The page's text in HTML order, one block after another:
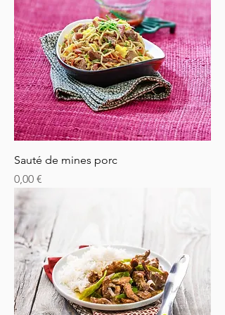
Sauté de mines porc
Prix
0,00 €